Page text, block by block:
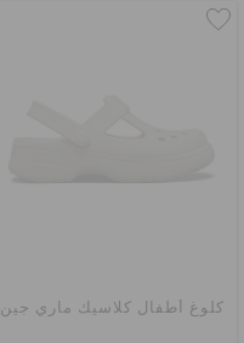
كلوغ أطفال كلاسيك ماري جين